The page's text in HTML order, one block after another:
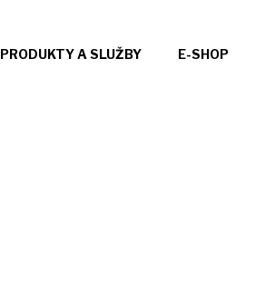
PRODUKTY A SLUŽBY E-SHOP